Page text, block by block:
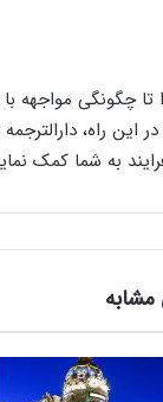
تا چگونگی مواجهه
این راه،
به شما کمک